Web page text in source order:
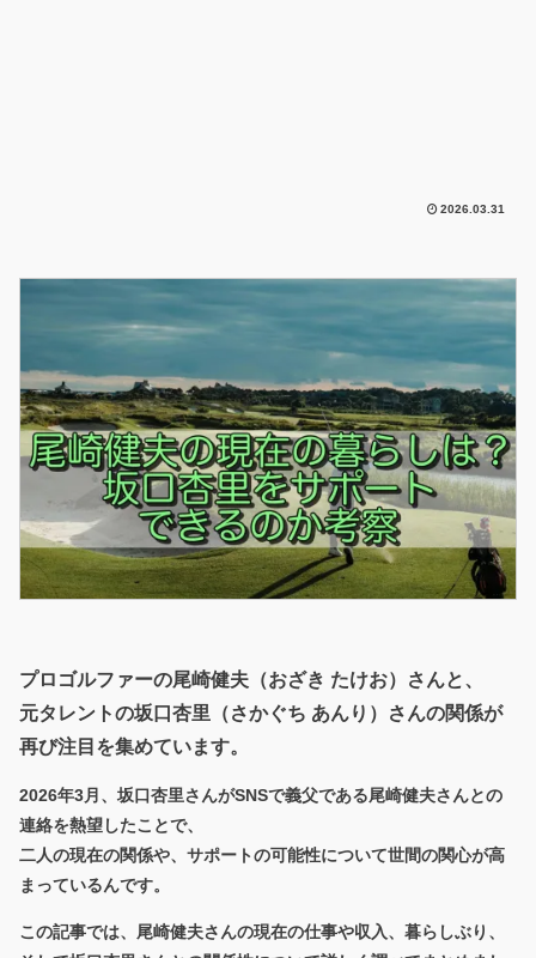
2026.03.31
プロゴルファーの尾崎健夫（おざき たけお）
さんと、
元タレントの坂口杏里（さかぐち あんり）さんの関係が
再び注目を集めています。
2026年3月、坂口杏里さんがSNSで義父である尾崎健夫さんとの
連絡を熱望したことで、
二人の現在の関係や、サポートの可能性について世間の関心が高
まっているんです。
この記事では、尾崎健夫さんの現在の仕事や収入、暮らしぶり、